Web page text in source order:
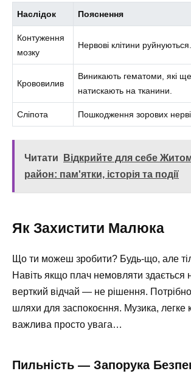
Наслідок Пояснення
Контуження
мозку
Нервові клітини руйнуються.
Крововилив
Виникають гематоми, які
натискають на тканини.
Сліпота Пошкодження зорових
Читати
Відкрийте для себе
район: пам'ятки, історія та події
Як Захистити Малюка
Що ти можеш зробити? Будь-що, але
Навіть якщо плач немовляти здається
верткий відчай — не рішення. Потрібно
шляхи для заспокоєння. Музика, легке
важлива просто увага…
Пильність — Запорука